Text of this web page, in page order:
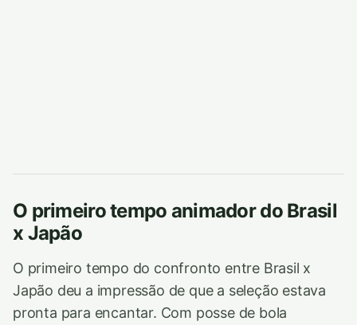
O primeiro tempo animador do Brasil
x Japão
O primeiro tempo do confronto entre Brasil x
Japão deu a impressão de que a seleção estava
pronta para encantar. Com posse de bola